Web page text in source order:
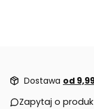
Dostawa od
Zapytaj o